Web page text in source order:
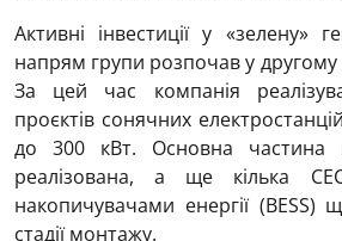
Активні інвестиції у «зелену»
напрям групи розпочав у другому
За цей час компанія
проєктів сонячних
до 300 кВт. Основна частина
реалізована, а ще кілька
накопичувачами енергії (BESS)
стадії монтажу.